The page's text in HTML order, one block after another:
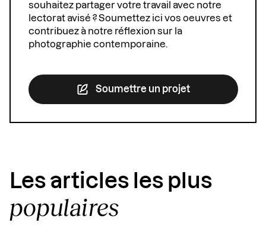
souhaitez partager votre travail avec notre
lectorat avisé ? Soumettez ici vos oeuvres et
contribuez à notre réflexion sur la
photographie contemporaine.
Soumettre un projet
Les articles les plus
populaires